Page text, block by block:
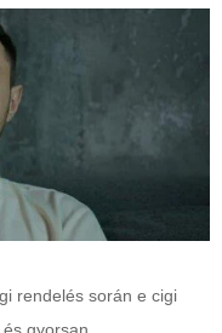
rendelés során e cigi